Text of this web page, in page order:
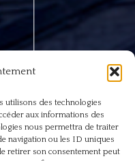
utilisons des technologies
aux informations des
nous permettra de traiter
navigation ou les ID uniques
retirer son consentement peut